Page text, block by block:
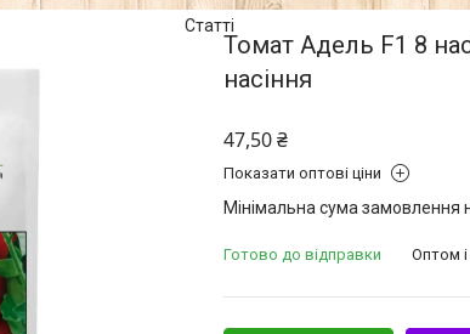
Статті
Томат Адель F1 8
насіння
47,50 ₴
Показати оптові ціни
Мінімальна сума замовлення
Готово до відправки Оптом